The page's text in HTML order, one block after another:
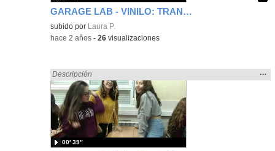
GARAGE LAB - VINILO: TRANSFERIR MI PRIMER VINILO
Contenido educativo.
subido por Laura P.
-hace 2 años -26 visualizaciones
Encontrado «carrocero» en:
Descripción
la
…
00′ 39″